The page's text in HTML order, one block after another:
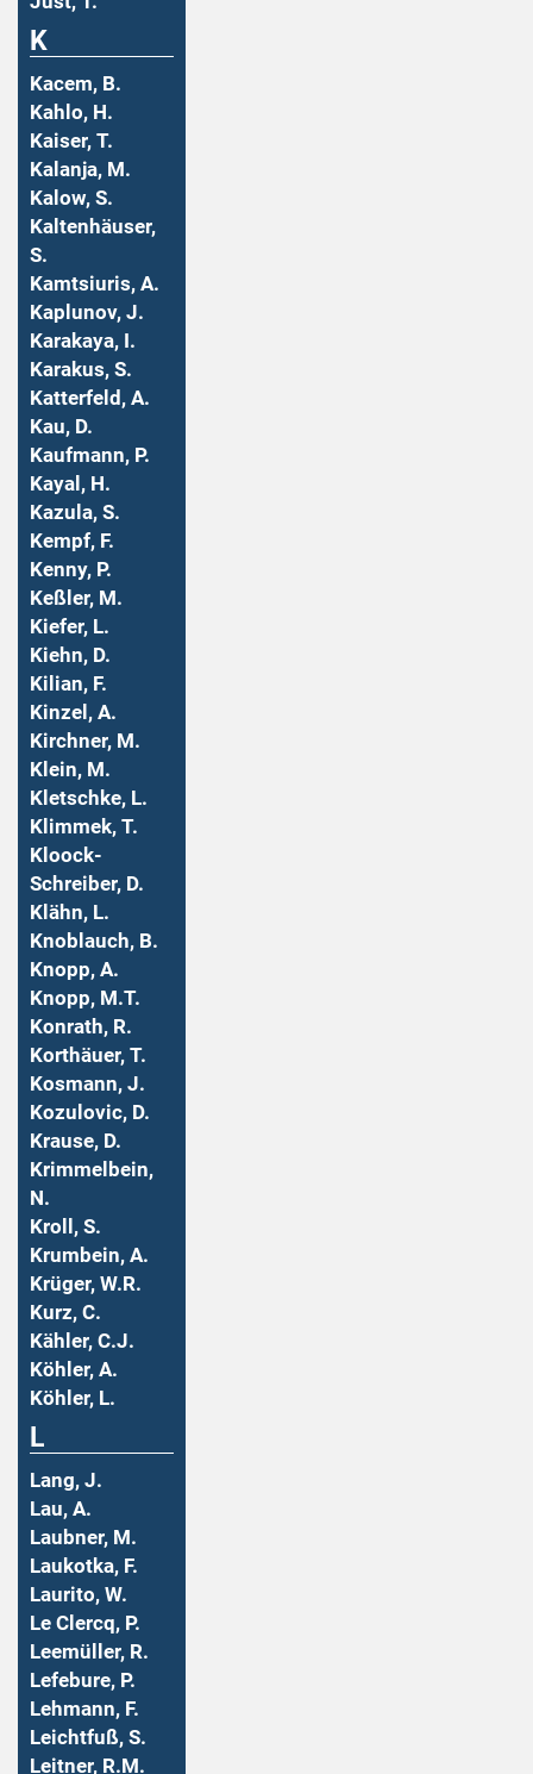
K
Kacem, B.
Kahlo, H.
Kaiser, T.
Kalanja, M.
Kalow, S.
Kaltenhäuser,
S.
Kamtsiuris, A.
Kaplunov, J.
Karakaya, I.
Karakus, S.
Katterfeld, A.
Kau, D.
Kaufmann, P.
Kayal, H.
Kazula, S.
Kempf, F.
Kenny, P.
Keßler, M.
Kiefer, L.
Kiehn, D.
Kilian, F.
Kinzel, A.
Kirchner, M.
Klein, M.
Kletschke, L.
Klimmek, T.
Kloock-
Schreiber, D.
Klähn, L.
Knoblauch, B.
Knopp, A.
Knopp, M.T.
Konrath, R.
Korthäuer, T.
Kosmann, J.
Kozulovic, D.
Krause, D.
Krimmelbein,
N.
Kroll, S.
Krumbein, A.
Krüger, W.R.
Kurz, C.
Kähler, C.J.
Köhler, A.
Köhler, L.
L
Lang, J.
Lau, A.
Laubner, M.
Laukotka, F.
Laurito, W.
Le Clercq, P.
Leemüller, R.
Lefebure, P.
Lehmann, F.
Leichtfuß, S.
Leitner, R.M.